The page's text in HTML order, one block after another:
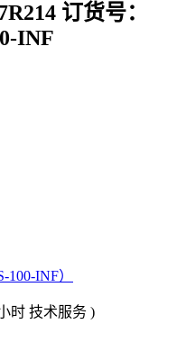
订货号：
INF
100-INF）
时 技术服务 )